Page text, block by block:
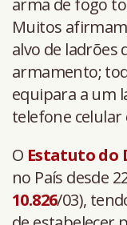
arma de fogo
Muitos
alvo de ladrões
armamento;
equipara a um
telefone
O Estatuto do
no País desde
10.826/03),